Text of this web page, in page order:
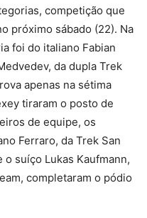
competição que
próximo sábado (22). Na
foi do italiano Fabian
da dupla Trek
apenas na sétima
tiraram o posto de
de equipe, os
Ferraro, da Trek San
o suíço Lukas Kaufmann,
completaram o pódio